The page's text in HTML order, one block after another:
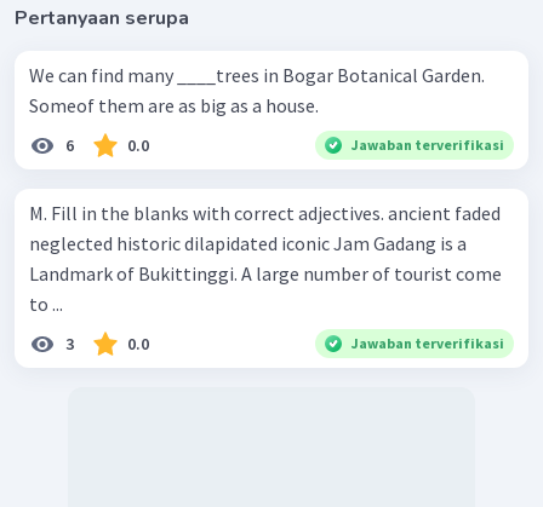
Pertanyaan serupa
We can find many ____trees in Bogar Botanical Garden.
Someof them are as big as a house.
6 0.0 Jawaban terverifikasi
M. Fill in the blanks with correct adjectives. ancient faded
neglected historic dilapidated iconic Jam Gadang is a
Landmark of Bukittinggi. A large number of tourist come
to ...
3 0.0 Jawaban terverifikasi